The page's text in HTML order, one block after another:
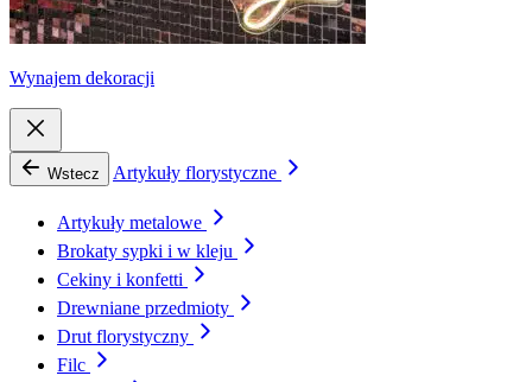
Wynajem dekoracji
Wstecz Artykuły florystyczne
Artykuły metalowe
Brokaty sypki i w kleju
Cekiny i konfetti
Drewniane przedmioty
Drut florystyczny
Filc